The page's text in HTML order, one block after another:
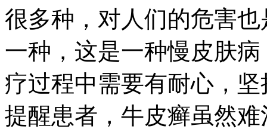
很多种，对人们的危害
一种，这是一种慢皮肤
疗过程中需要有耐心，
提醒患者，牛皮癣虽然